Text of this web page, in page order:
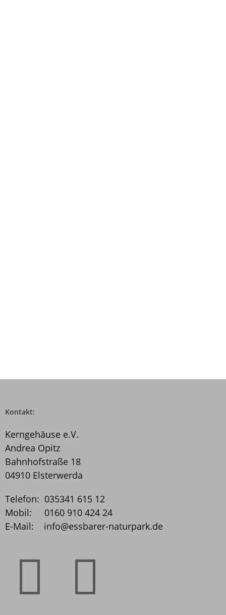
Kontakt:
Kerngehäuse e.V.
Andrea Opitz
Bahnhofstraße 18
04910 Elsterwerda
Telefon: 035341 615 12
Mobil: 0160 910 424 24
E-Mail: info@essbarer­-naturpark.de